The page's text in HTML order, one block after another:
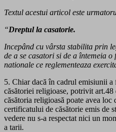
Textul acestui articol este
“Dreptul la casatorie.
Incepând cu vârsta stabilita prin
de a se casatori si de a întemeia
nationale ce reglementeaza
5. Chiar dacă în cadrul emisiunii
căsătoriei religioase, potrivit
căsătoria religioasă poate avea loc
certificatului de căsătorie emis de
vedere nu s-a respectat nici un
a tarii.